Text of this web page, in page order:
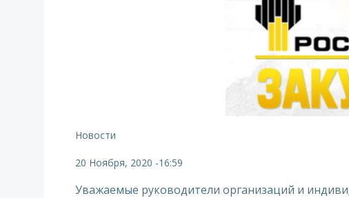
Новости
20 Ноября, 2020 -16:59
Уважаемые руководители организаций и